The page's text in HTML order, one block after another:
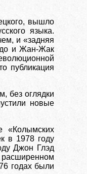
вышло
языка.
и «задняя
и Жан-Жак
публикация
без оглядки
новые
«Колымских
в 1978 году
Джон Глэд
расширенном
годах были